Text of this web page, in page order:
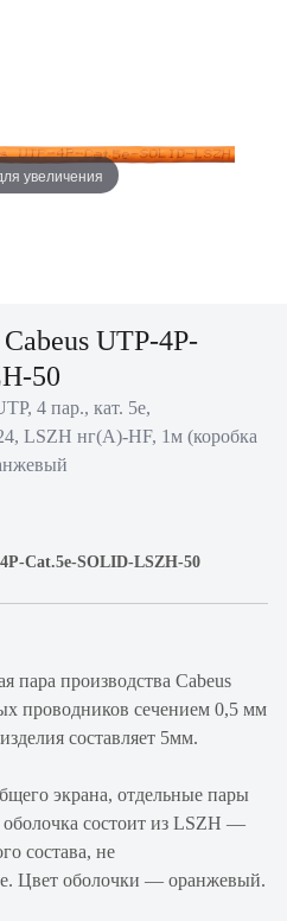
увеличения
UTP-4P-
50
4 пар., кат. 5е,
LSZH нг(A)-HF, 1м (коробка
Cat.5e-SOLID-LSZH-50
пара производства Cabeus
проводников сечением 0,5 мм
составляет 5мм.
экрана, отдельные пары
состоит из LSZH —
состава, не
Цвет оболочки — оранжевый.